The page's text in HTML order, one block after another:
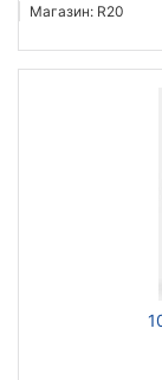
Магазин: R20